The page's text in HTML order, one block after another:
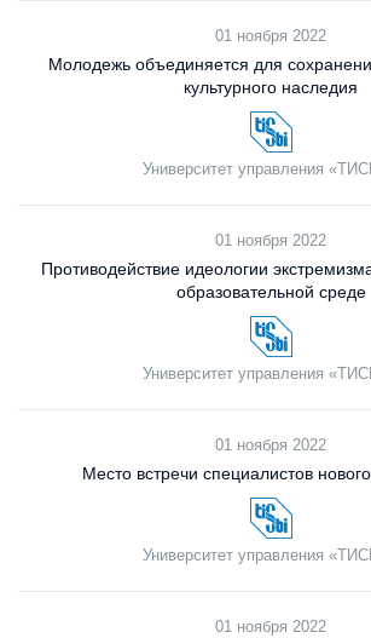
01 ноября 2022
Молодежь объединяется для
культурного наследия
Университет управления
01 ноября 2022
Противодействие идеологии
образовательной среде
Университет управления
01 ноября 2022
Место встречи специалистов
Университет управления
01 ноября 2022